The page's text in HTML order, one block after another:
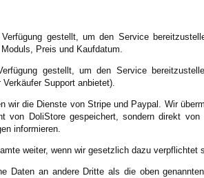
gestellt, um den Service
Preis und Kaufdatum.
gestellt, um den Service
Support anbietet).
wir die Dienste von Stripe und Paypal. Wir
von DoliStore gespeichert, sondern direkt von
informieren.
weiter, wenn wir gesetzlich dazu verpflichtet
Daten an andere Dritte als die oben